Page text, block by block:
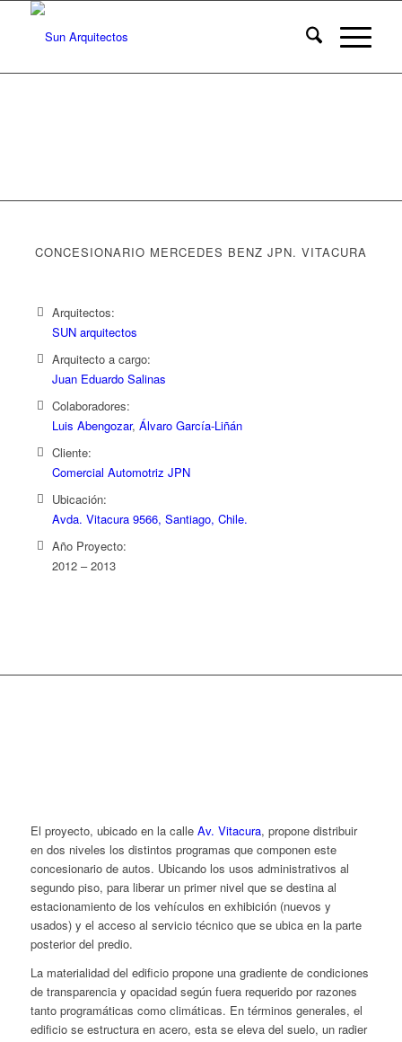
CONCESIONARIO MERCEDES BENZ JPN. VITACURA
Arquitectos:
SUN arquitectos
Arquitecto a cargo:
Juan Eduardo Salinas
Colaboradores:
Luis Abengozar, Álvaro García-Liñán
Cliente:
Comercial Automotriz JPN
Ubicación:
Avda. Vitacura 9566, Santiago, Chile.
Año Proyecto:
2012 – 2013
El proyecto, ubicado en la calle Av. Vitacura, propone distribuir
en dos niveles los distintos programas que componen este
concesionario de autos. Ubicando los usos administrativos al
segundo piso, para liberar un primer nivel que se destina al
estacionamiento de los vehículos en exhibición (nuevos y
usados) y el acceso al servicio técnico que se ubica en la parte
posterior del predio.
La materialidad del edificio propone una gradiente de condiciones
de transparencia y opacidad según fuera requerido por razones
tanto programáticas como climáticas. En términos generales, el
edificio se estructura en acero, esta se eleva del suelo, un radier